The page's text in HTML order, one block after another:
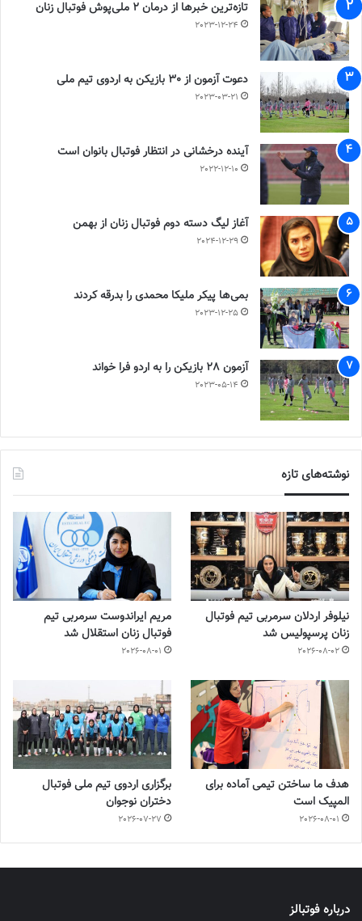
تازه‌ترین خبرها از درمان ۲ ملی‌پوش فوتبال زنان
2023-12-24
دعوت آزمون از 30 بازیکن به اردوی تیم ملی
2023-03-21
آینده درخشانی در انتظار فوتبال بانوان است
2022-12-10
آغاز لیگ دسته دوم فوتبال زنان از بهمن
2024-12-29
بمی‌ها پیکر ملیکا محمدی را بدرقه کردند
2023-12-25
آزمون 28 بازیکن را به اردو فرا خواند
2023-05-14
نوشته‌های تازه
نیلوفر اردلان سرمربی تیم فوتبال
زنان پرسپولیس شد
2026-08-02
مریم ایراندوست سرمربی تیم
فوتبال زنان استقلال شد
2026-08-01
هدف ما ساختن تیمی آماده برای
المپیک است
2026-08-01
برگزاری اردوی تیم ملی فوتبال
دختران نوجوان
2026-07-27
درباره فوتبالز